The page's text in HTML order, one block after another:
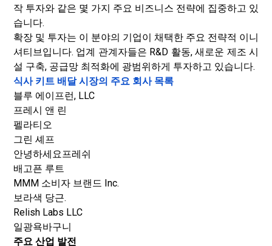
작 투자와 같은 몇 가지 주요 비즈니스 전략에 집중하고 있
습니다.
확장 및 투자는 이 분야의 기업이 채택한 주요 전략적 이니
셔티브입니다. 업계 관계자들은 R&D 활동, 새로운 제조 시
설 구축, 공급망 최적화에 광범위하게 투자하고 있습니다.
식사 키트 배달 시장의 주요 회사 목록
블루 에이프런, LLC
프레시 앤 린
펠라티오
그린 셰프
안녕하세요프레쉬
배고픈 루트
MMM 소비자 브랜드 Inc.
보라색 당근.
Relish Labs LLC
일광욕바구니
주요 산업 발전